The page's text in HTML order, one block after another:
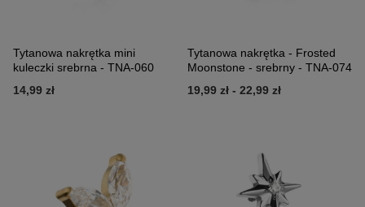
Tytanowa nakrętka mini
kuleczki srebrna - TNA-060
14,99 zł
Tytanowa nakrętka - Frosted
Moonstone - srebrny - TNA-074
19,99 zł - 22,99 zł